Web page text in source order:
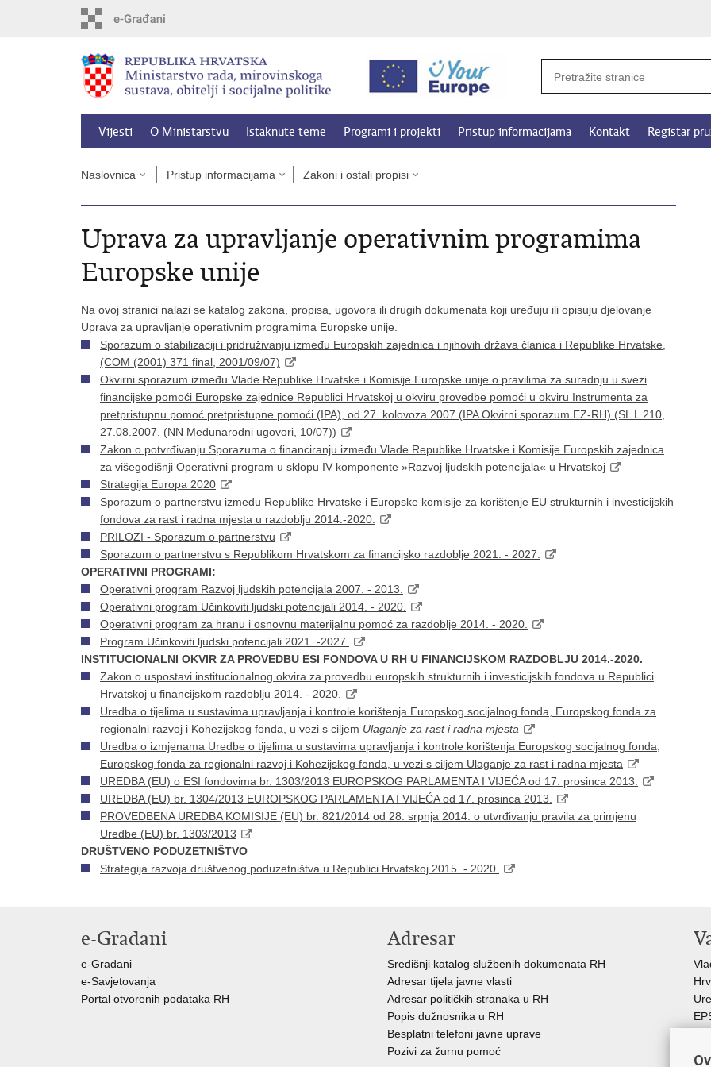
Vijesti O Ministarstvu Istaknute teme Programi i projekti Pristup informacijama Kontakt Registar
Naslovnica Pristup informacijama Zakoni i ostali propisi
Uprava za upravljanje operativnim programima
Europske unije
Na ovoj stranici nalazi se katalog zakona, propisa, ugovora ili drugih dokumenata koji uređuju ili opisuju djelovanje
Uprava za upravljanje operativnim programima Europske unije.
Sporazum o stabilizaciji i pridruživanju između Europskih zajednica i njihovih država članica i Republike Hrvatske,
(COM (2001) 371 final, 2001/09/07)
Okvirni sporazum između Vlade Republike Hrvatske i Komisije Europske unije o pravilima za suradnju u svezi
financijske pomoći Europske zajednice Republici Hrvatskoj u okviru provedbe pomoći u okviru Instrumenta za
pretpristupnu pomoć pretpristupne pomoći (IPA), od 27. kolovoza 2007 (IPA Okvirni sporazum EZ-RH) (SL L 210,
27.08.2007. (NN Međunarodni ugovori, 10/07))
Zakon o potvrđivanju Sporazuma o financiranju između Vlade Republike Hrvatske i Komisije Europskih zajednica
za višegodišnji Operativni program u sklopu IV komponente »Razvoj ljudskih potencijala« u Hrvatskoj
Strategija Europa 2020
Sporazum o partnerstvu između Republike Hrvatske i Europske komisije za korištenje EU strukturnih i investicijskih
fondova za rast i radna mjesta u razdoblju 2014.-2020.
PRILOZI - Sporazum o partnerstvu
Sporazum o partnerstvu s Republikom Hrvatskom za financijsko razdoblje 2021. - 2027.
OPERATIVNI PROGRAMI:
Operativni program Razvoj ljudskih potencijala 2007. - 2013.
Operativni program Učinkoviti ljudski potencijali 2014. - 2020.
Operativni program za hranu i osnovnu materijalnu pomoć za razdoblje 2014. - 2020.
Program Učinkoviti ljudski potencijali 2021. -2027.
INSTITUCIONALNI OKVIR ZA PROVEDBU ESI FONDOVA U RH U FINANCIJSKOM RAZDOBLJU 2014.-2020.
Zakon o uspostavi institucionalnog okvira za provedbu europskih strukturnih i investicijskih fondova u Republici
Hrvatskoj u financijskom razdoblju 2014. - 2020.
Uredba o tijelima u sustavima upravljanja i kontrole korištenja Europskog socijalnog fonda, Europskog fonda za
regionalni razvoj i Kohezijskog fonda, u vezi s ciljem Ulaganje za rast i radna mjesta
Uredba o izmjenama Uredbe o tijelima u sustavima upravljanja i kontrole korištenja Europskog socijalnog fonda,
Europskog fonda za regionalni razvoj i Kohezijskog fonda, u vezi s ciljem Ulaganje za rast i radna mjesta
UREDBA (EU) o ESI fondovima br. 1303/2013 EUROPSKOG PARLAMENTA I VIJEĆA od 17. prosinca 2013.
UREDBA (EU) br. 1304/2013 EUROPSKOG PARLAMENTA I VIJEĆA od 17. prosinca 2013.
PROVEDBENA UREDBA KOMISIJE (EU) br. 821/2014 оd 28. srpnja 2014. o utvrđivanju pravila za primjenu
Uredbe (EU) br. 1303/2013
DRUŠTVENO PODUZETNIŠTVO
Strategija razvoja društvenog poduzetništva u Republici Hrvatskoj 2015. - 2020.
e-Građani
e-Građani
e-Savjetovanja
Portal otvorenih podataka RH
Adresar
Središnji katalog službenih dokumenata RH
Adresar tijela javne vlasti
Adresar političkih stranaka u RH
Popis dužnosnika u RH
Besplatni telefoni javne uprave
Pozivi za žurnu pomoć